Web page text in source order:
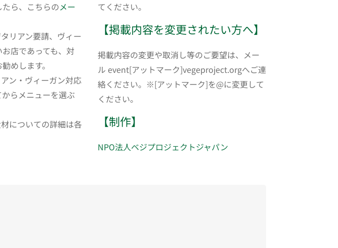
ら、こちらのメー
リアン要請、ヴィー
店であっても、対
めします。
ン・ヴィーガン対応
らメニューを選ぶ
についての詳細は各
てください。
【掲載内容を変更されたい方へ】
掲載内容の変更や取消し等のご要望は、メー
ル event[アットマーク]vegeproject.orgへご連
絡ください。※[アットマーク]を@に変更して
ください。
【制作】
NPO法人ベジプロジェクトジャパン